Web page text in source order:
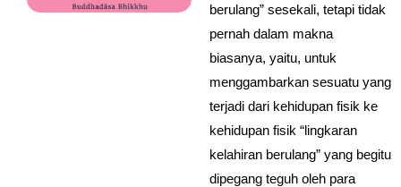
berulang” sesekali, tetapi tidak
pernah dalam makna
biasanya, yaitu, untuk
menggambarkan sesuatu yang
terjadi dari kehidupan fisik ke
kehidupan fisik “lingkaran
kelahiran berulang” yang begitu
dipegang teguh oleh para